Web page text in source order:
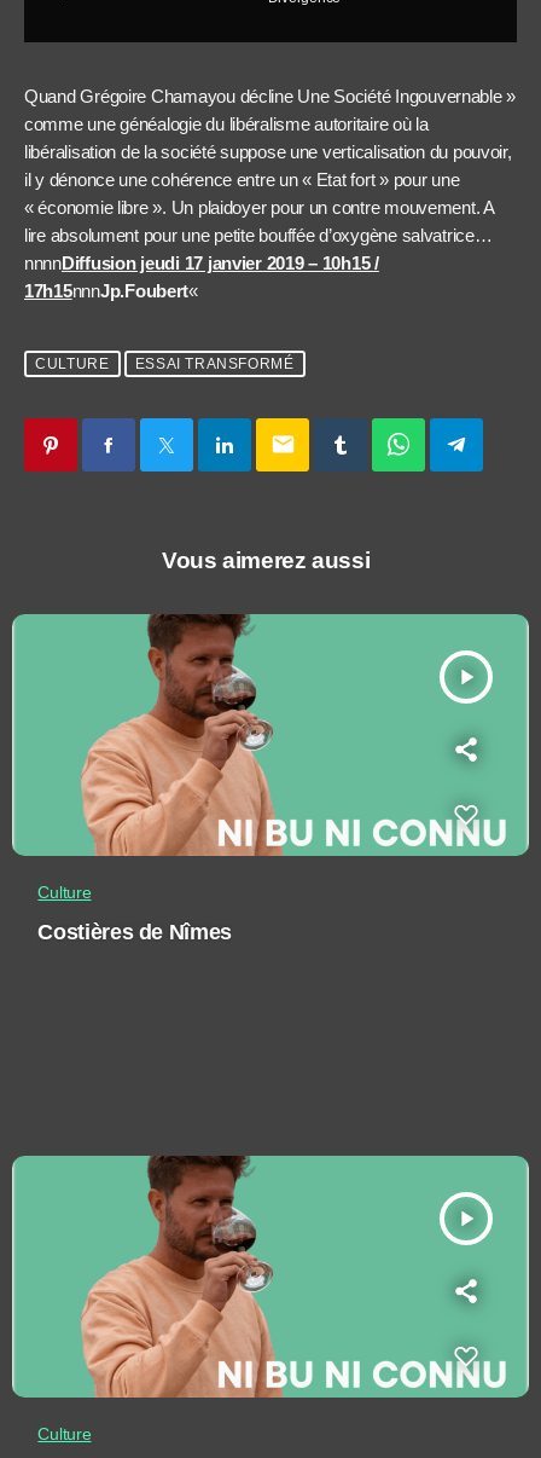
Quand Grégoire Chamayou décline Une Société Ingouvernable »
comme une généalogie du libéralisme autoritaire où la
libéralisation de la société suppose une verticalisation du pouvoir,
il y dénonce une cohérence entre un « Etat fort » pour une
« économie libre ». Un plaidoyer pour un contre mouvement. A
lire absolument pour une petite bouffée d’oxygène salvatrice…
nnnnDiffusion jeudi 17 janvier 2019 – 10h15 /
17h15nnnJp.Foubert«
CULTURE ESSAI TRANSFORMÉ
email
Vous aimerez aussi
play_arrow
Culture
Costières de Nîmes
play_arrow
Culture